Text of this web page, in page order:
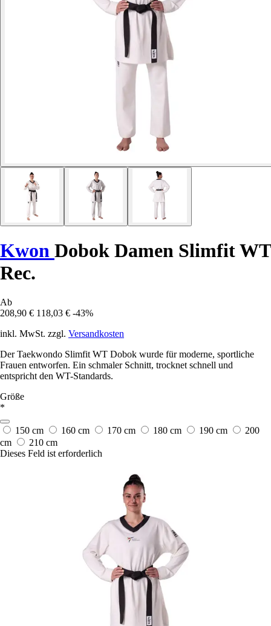
Kwon Dobok Damen Slimfit WT
Rec.
Ab
208,90 € 118,03 € -43%
inkl. MwSt. zzgl. Versandkosten
Der Taekwondo Slimfit WT Dobok wurde für moderne, sportliche
Frauen entworfen. Ein schmaler Schnitt, trocknet schnell und
entspricht den WT-Standards.
Größe
*
150 cm 160 cm 170 cm 180 cm 190 cm
200
cm
210 cm
Dieses Feld ist erforderlich